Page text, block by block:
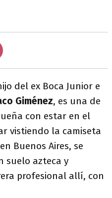
del ex Boca Junior e
Giménez, es una de
con estar en el
vistiendo la camiseta
Buenos Aires, se
suelo azteca y
profesional allí, con